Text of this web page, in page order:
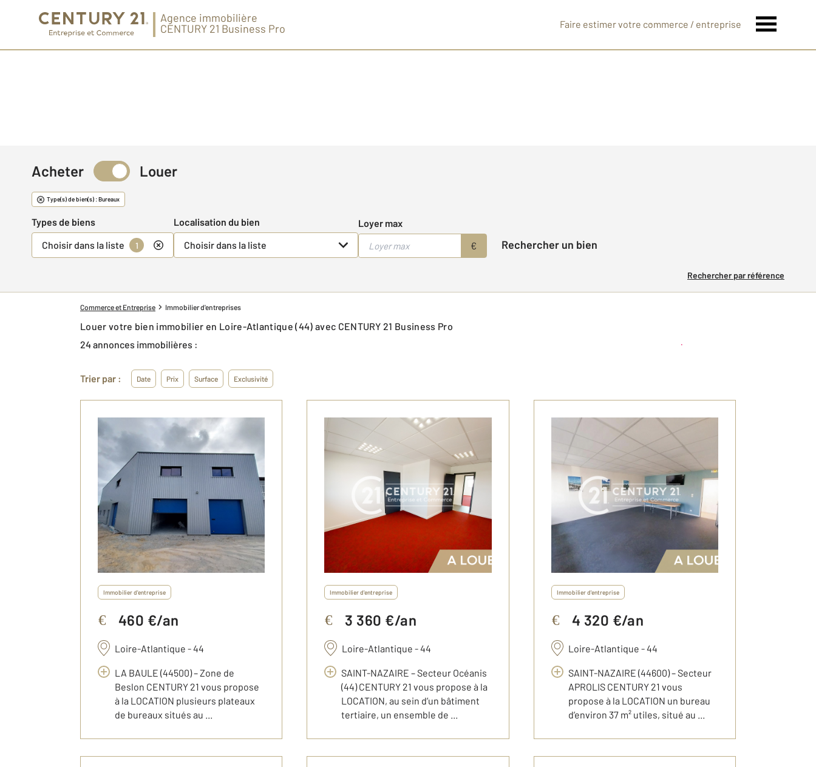
Agence immobilière
CENTURY 21 Business Pro
Faire estimer votre commerce / entreprise
Immobilier d'entreprise
Acheter Louer
Type(s) de bien(s) : Bureaux
Types de biens
Choisir dans la liste
1
Localisation du bien
Choisir dans la liste
Loyer max
€
Rechercher un bien
Rechercher par référence
Commerce et Entreprise Immobilier d'entreprises
Louer votre bien immobilier en Loire-Atlantique (44) avec CENTURY 21 Business Pro
24 annonces immobilières :
Créer une alerte
Trier par : Date Prix Surface Exclusivité
Immobilier d'entreprise
€ 460 €/an
Loire-Atlantique - 44
LA BAULE (44500) – Zone de
Beslon CENTURY 21 vous propose
à la LOCATION plusieurs plateaux
de bureaux situés au ...
Immobilier d'entreprise
€ 3 360 €/an
Loire-Atlantique - 44
SAINT-NAZAIRE – Secteur Océanis
(44) CENTURY 21 vous propose à la
LOCATION, au sein d’un bâtiment
tertiaire, un ensemble de ...
Immobilier d'entreprise
€ 4 320 €/an
Loire-Atlantique - 44
SAINT-NAZAIRE (44600) – Secteur
APROLIS CENTURY 21 vous
propose à la LOCATION un bureau
d’environ 37 m² utiles, situé au ...